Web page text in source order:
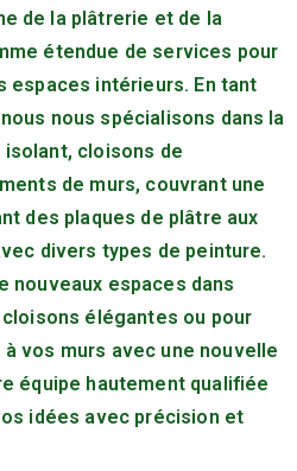
de la plâtrerie et de la
étendue de services pour
espaces intérieurs. En tant
nous spécialisons dans la
cloisons de
de murs, couvrant une
des plaques de plâtre aux
divers types de peinture.
nouveaux espaces dans
élégantes ou pour
vos murs avec une nouvelle
équipe hautement qualifiée
idées avec précision et